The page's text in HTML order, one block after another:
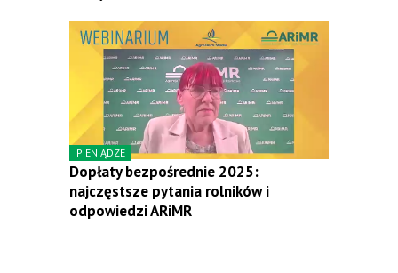
PIENIĄDZE
Dopłaty bezpośrednie 2025:
najczęstsze pytania rolników i
odpowiedzi ARiMR